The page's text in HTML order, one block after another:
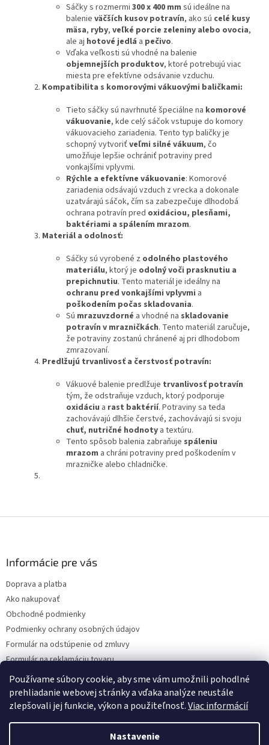
Používame súbory cookie, aby sme vám umožnili pohodlné
prehliadanie webovej stránky a vďaka analýze neustále
zlepšovali jej funkcie, výkon a použiteľnosť.Viac informácií
Nastavenie
Sáčky s rozmermi 300 x 400 mm sú ideálne na
balenie väčších kusov potravín, ako sú celé kusy
mäsa, ryby, veľké porcie zeleniny alebo ovocia,
ale aj hotové jedlá a pečivo.
Vďaka veľkosti sú vhodné na balenie
objemnejších produktov, ktoré potrebujú viac
miesta pre efektívne odsávanie vzduchu.
Kompatibilita s komorovými vákuovými baličkami:
Tieto sáčky sú navrhnuté špeciálne na komorové
vákuovanie, kde celý sáčok vstupuje do komory
vákuovacieho zariadenia. Tento typ baličky je
schopný vytvoriť veľmi silné vákuum, čo
umožňuje lepšie ochrániť potraviny pred
vonkajšími vplyvmi.
Rýchle a efektívne vákuovanie: Komorové
zariadenia odsávajú vzduch z vrecka a dokonale
uzatvárajú sáčok, čím sa zabezpečuje dlhodobá
ochrana potravín pred oxidáciou, plesňami,
baktériami a spálením mrazom.
Materiál a odolnosť:
Sáčky sú vyrobené z odolného plastového
materiálu, ktorý je odolný voči prasknutiu a
prepichnutiu. Tento materiál je ideálny na
ochranu pred vonkajšími vplyvmi a
poškodením počas skladovania.
Sú mrazuvzdorné a vhodné na skladovanie
potravín v mrazničkách. Tento materiál zaručuje,
že potraviny zostanú chránené aj pri dlhodobom
zmrazovaní.
Predlžujú trvanlivosť a čerstvosť potravín:
Vákuové balenie predlžuje trvanlivosť potravín
tým, že odstraňuje vzduch, ktorý podporuje
oxidáciu a rast baktérií. Potraviny sa teda
zachovávajú dlhšie čerstvé, zachovávajú si svoju
chuť, nutričné hodnoty a textúru.
Tento spôsob balenia zabraňuje spáleniu
mrazom a chráni potraviny pred poškodením v
mrazničke alebo chladničke.
Informácie pre vás
Doprava a platba
Ako nakupovať
Obchodné podmienky
Podmienky ochrany osobných údajov
Formulár na odstúpenie od zmluvy
Formulár na reklamáciu tovaru
Kontakty